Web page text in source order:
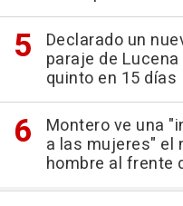
Declarado un
paraje de
quinto en 15 días
Montero ve una
a las mujeres" el
hombre al frente